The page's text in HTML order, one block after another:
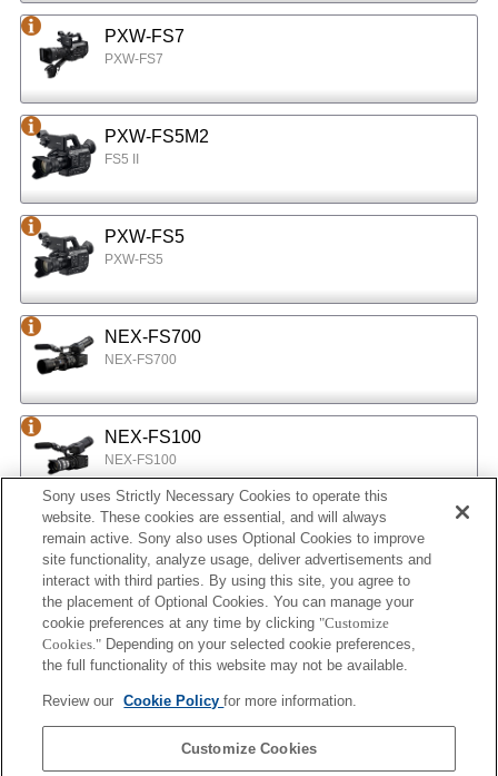
PXW-FS7
PXW-FS7
PXW-FS5M2
FS5 II
PXW-FS5
PXW-FS5
NEX-FS700
NEX-FS700
NEX-FS100
NEX-FS100
NEX-EA50
NEX-EA50
MPC-2610
BURANO
Sony uses Strictly Necessary Cookies to operate this
website. These cookies are essential, and will always
remain active. Sony also uses Optional Cookies to improve
site functionality, analyze usage, deliver advertisements and
interact with third parties. By using this site, you agree to
the placement of Optional Cookies. You can manage your
cookie preferences at any time by clicking "Customize
Cookies." Depending on your selected cookie preferences,
the full functionality of this website may not be available.
Review our Cookie Policyfor more information.
Customize Cookies